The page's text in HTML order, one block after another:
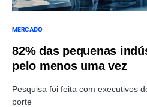
MERCADO
82% das pequenas
pelo menos uma vez
Pesquisa foi feita com executivos
porte